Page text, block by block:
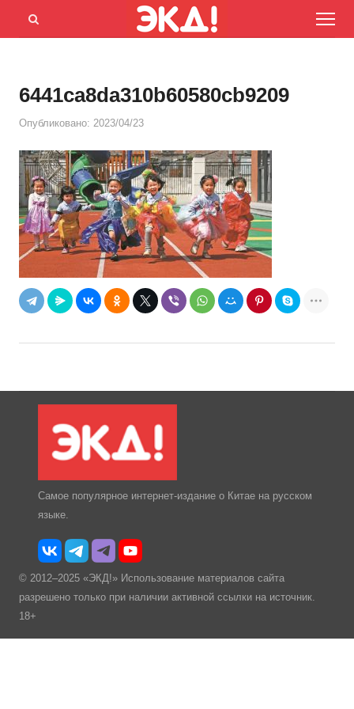
Menu
Открыть
6441ca8da310b60580cb9209
Опубликовано: 2023/04/23
Самое популярное интернет-издание о Китае на русском
языке.
© 2012–2025 «ЭКД!» Использование материалов сайта
разрешено только при наличии активной ссылки на источник.
18+